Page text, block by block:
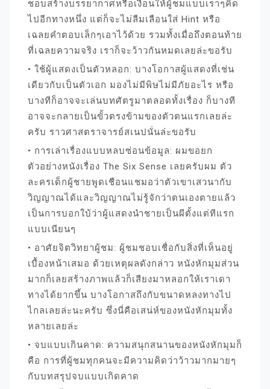
ชอบสร้างบรรยากาศหรือเงื่อนให้ผู้ชมแบบเราๆคิด
ไปอีกทางหนึ่ง แต่ก็จะไม่ลืมเลือนใส่ Hint หรือ
เฉลยคำตอบเล็กๆเอาไว้ด้วย รวมทั้งเมื่อถึงตอนท้าย
ที่เฉลยความจริง เราก็จะว้าวกันหมดเลยล่ะขอรับ
• ใช้ผู้แสดงเป็นตัวหลอก: บางโอกาสผู้แสดงที่เช่น
เดียวกับเป็นตัวเอก มองไม่มีพิษไม่มีภัยอะไร หรือ
บางทีก็อาจจะเล่นบทศัตรูมาตลอดทั้งเรื่อง ก็บางที
อาจจะกลายเป็นขั้วตรงข้ามของตัวตนแรกเลยล่ะ
ครับ ราวศาสตราจารย์สเนปนั่นล่ะขอรับ
• การเล่าเรื่องแบบหลบซ่อนข้อมูล: ผมขอยก
ตัวอย่างหนังเรื่อง The Six Sense เลยครับผม ตัว
ละครเด็กผู้ชายพูดเชือนแชมอว่าตัวเขาเสวนากับ
วิญญาณได้และวิญญาณไม่รู้จักว่าตนเองตายแล้ว
เป็นการบอกใบ้ว่าผู้แสดงนำชายเป็นผีตั้งแต่ทีแรก
แบบเนียนๆ
• อาศัยจิตวิทยาผู้ชม: ผู้ชมชอบเชื่อกับสิ่งที่เห็นอยู่
เบื้องหน้าเสมอ ด้วยเหตุผลดังกล่าว หนังหักมุมส่วน
มากก็เลยสร้างภาพแล้วก็เสียงมาหลอกให้เราเดา
ทางได้ยากขึ้น บางโอกาสถึงกับขนาดหลงทางไป
ไกลเลยล่ะนะครับ ซึ่งนี่คือเสน่ห์ของหนังหักมุมทั้ง
หลายเลยล่ะ
• จบแบบเกินคาด: ความสนุกสนานของหนังหักมุมก็
คือ การที่ผู้ชมทุกคนจะมีความคิดว่าว้าวมากมายๆ
กับบทสรุปจบแบบเกิดคาด